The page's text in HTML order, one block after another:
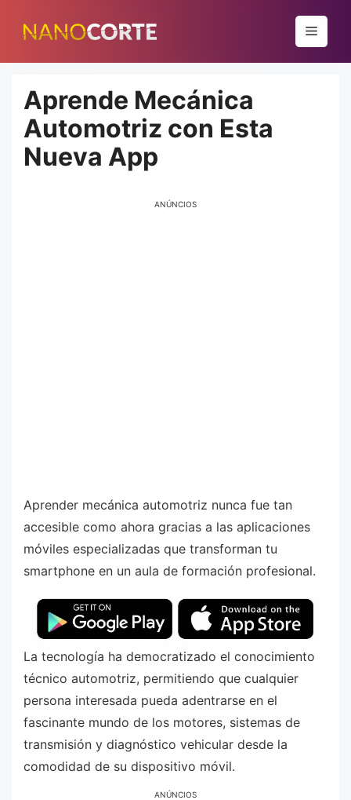
para
conteúdo
Menu
Aprende Mecánica
Automotriz con Esta
Nueva App
ANÚNCIOS
Aprender mecánica automotriz nunca fue tan
accesible como ahora gracias a las aplicaciones
móviles especializadas que transforman tu
smartphone en un aula de formación profesional.
La tecnología ha democratizado el conocimiento
técnico automotriz, permitiendo que cualquier
persona interesada pueda adentrarse en el
fascinante mundo de los motores, sistemas de
transmisión y diagnóstico vehicular desde la
comodidad de su dispositivo móvil.
ANÚNCIOS